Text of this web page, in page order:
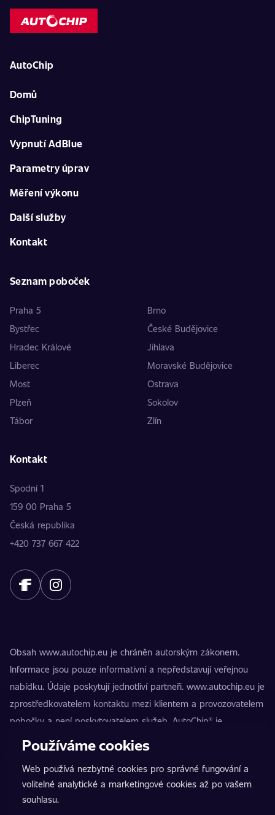
AutoChip
Domů
ChipTuning
Vypnutí AdBlue
Parametry úprav
Měření výkonu
Další služby
Kontakt
Seznam poboček
Praha 5
Brno
Bystřec
České Budějovice
Hradec Králové
Jihlava
Liberec
Moravské Budějovice
Most
Ostrava
Plzeň
Sokolov
Tábor
Zlín
Kontakt
Spodní 1
159 00 Praha 5
Česká republika
+420 737 667 422
Obsah www.autochip.eu je chráněn autorským zákonem.
Informace jsou pouze informativní a nepředstavují veřejnou
nabídku. Údaje poskytují jednotliví partneři. www.autochip.eu je
zprostředkovatelem kontaktu mezi klientem a provozovatelem
pobočky a není poskytovatelem služeb. AutoChip® je
registrovaná ochranná známka Petra Kučery. Úpravy, které
nezpůsobilosti vozidla k provozu na pozemních komunikacích.
Přesné informace poskytuje vždy konkrétní provozovatel
pobočky.
Používáme cookies
Web používá nezbytné cookies pro správné fungování a
volitelné analytické a marketingové cookies až po vašem
souhlasu.